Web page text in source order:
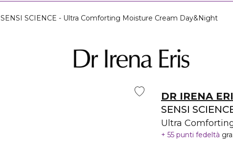
SENSI SCIENCE - Ultra Comforting Moisture Cream Day&Night
DR IRENA
SENSI
Ultra
55 punti fedeltà